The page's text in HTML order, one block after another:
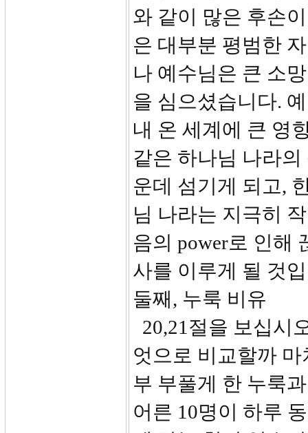
와 같이 많은 후손
은 대부분 평범한
나 예수님은 큰 소
을 심으셨습니다.
내 온 세계에 큰 영
같은 하나님 나라
운데 섬기게 되고,
님 나라는 지극히
음의 power로 인해
사를 이루게 될 것
둘째, 누룩 비유
20,21절을 보십시
엇으로 비교할까
부 부풀게 한 누룩
어른 10명이 하루